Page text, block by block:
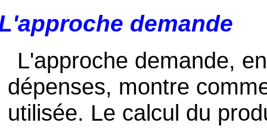
demande
L'approche demande,
dépenses, montre
utilisée. Le calcul du